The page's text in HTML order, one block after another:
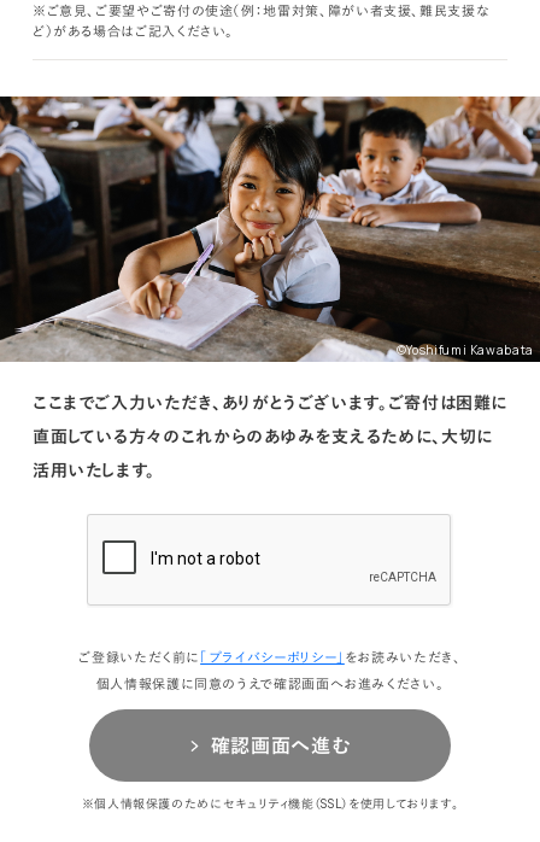
※ご意見、ご要望やご寄付の使途（例：地雷対策、障がい者支援、難民支援な
ど）がある場合はご記入ください。
©Yoshifumi Kawabata
ここまでご入力いただき、ありがとうございます。 ご寄付は困難に
直面している方々のこれからのあゆみを支えるために、大切に
活用いたします。
ご登録いただく前に 「プライバシーポリシー」 をお読みいただき、
個人情報保護に同意のうえで確認画面へお進みください。
確認画面へ進む
※個人情報保護のためにセキュリティ機能（SSL）を使用しております。